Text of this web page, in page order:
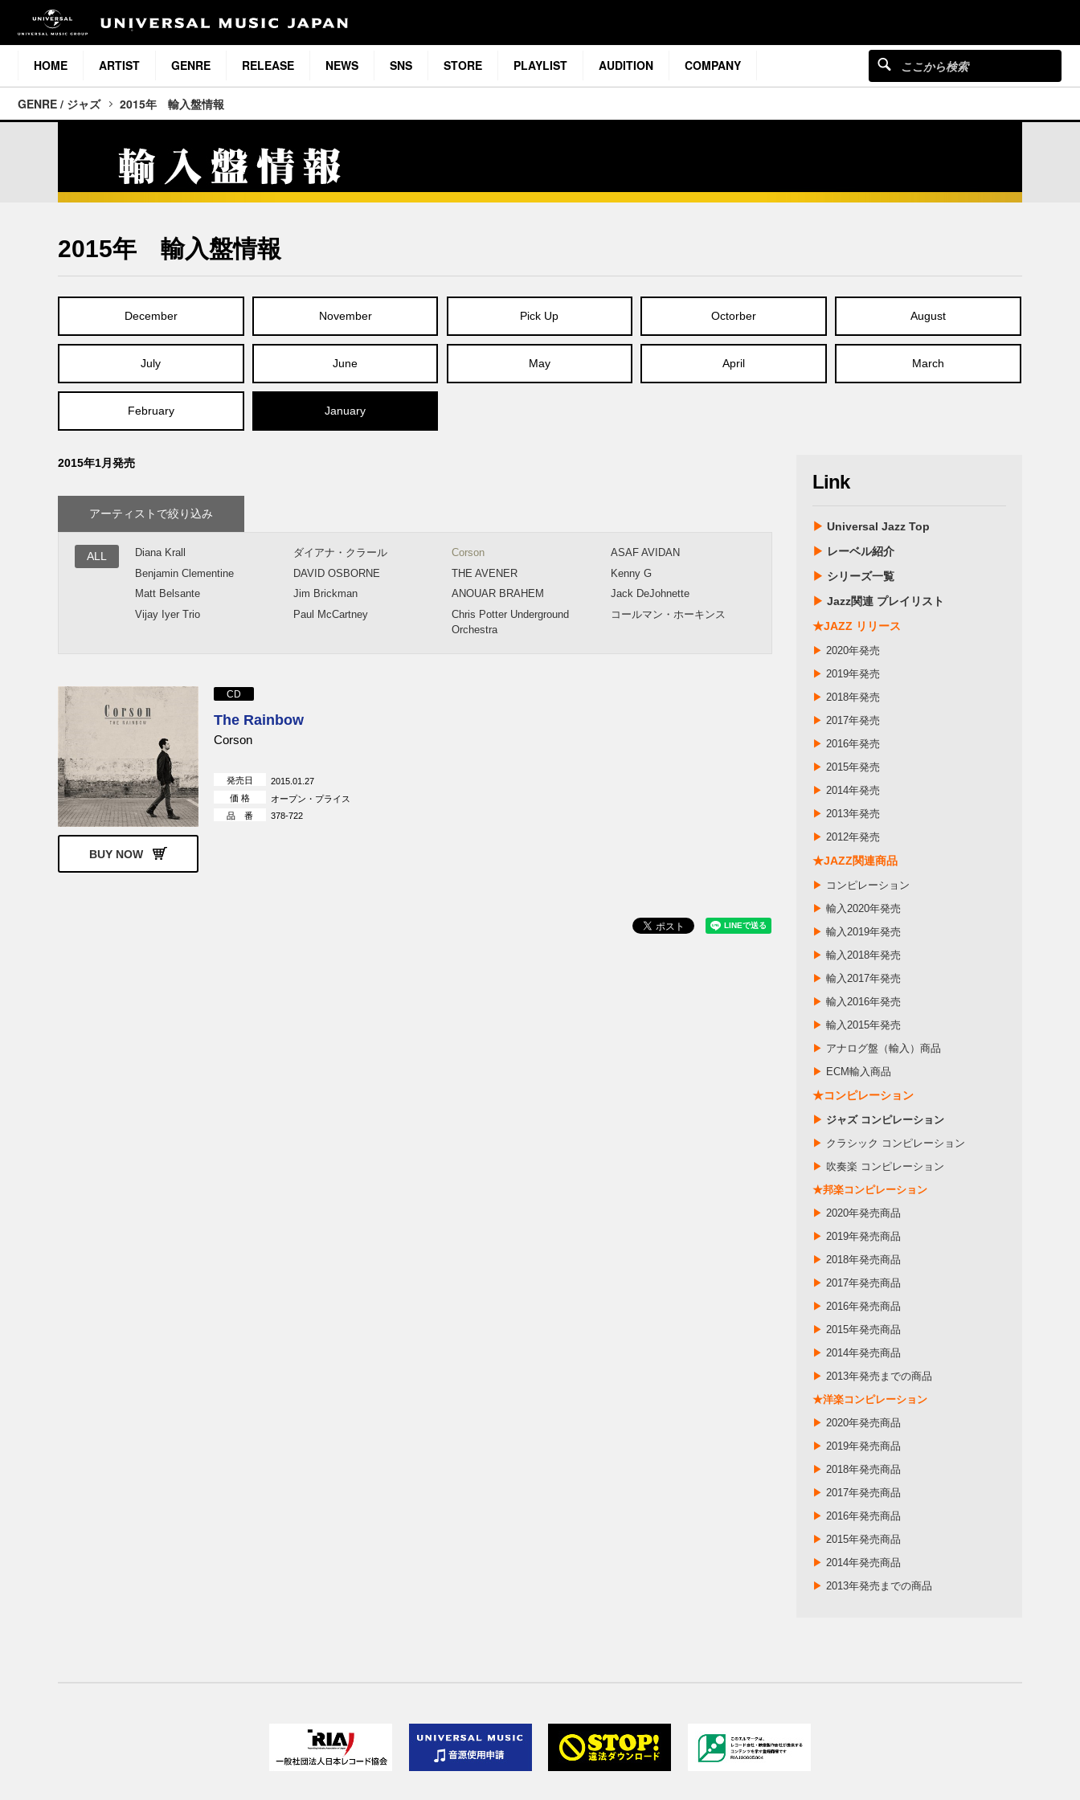
HOME ARTIST GENRE RELEASE NEWS SNS STORE PLAYLIST AUDITION COMPANY
GENRE / ジャズ 2015年 輸入盤情報
2015年 輸入盤情報
December November Pick Up Octorber August
July June May April March
February January
2015年1月発売
アーティストで絞り込み
ALL Diana Krall ダイアナ・クラール Corson
ASAF AVIDAN
Benjamin Clementine
DAVID OSBORNE THE AVENER
Kenny G
Matt Belsante
Jim Brickman ANOUAR BRAHEM
Jack DeJohnette
Vijay Iyer Trio
Paul McCartney
Chris Potter Underground
Orchestra
コールマン・ホーキンス
BUY NOW
CD
The Rainbow
Corson
発売日
2015.01.27
価 格
オープン・プライス
品 番
378-722
Link
▶Universal Jazz Top
▶ レーベル紹介
▶ シリーズ一覧
▶Jazz関連 プレイリスト
★JAZZ リリース
▶ 2020年発売
▶ 2019年発売
▶ 2018年発売
▶ 2017年発売
▶ 2016年発売
▶ 2015年発売
▶ 2014年発売
▶ 2013年発売
▶ 2012年発売
★JAZZ関連商品
▶ コンピレーション
▶ 輸入2020年発売
▶ 輸入2019年発売
▶ 輸入2018年発売
▶ 輸入2017年発売
▶ 輸入2016年発売
▶ 輸入2015年発売
▶ アナログ盤（輸入）商品
▶ ECM輸入商品
★コンピレーション
▶ ジャズ コンピレーション
▶ クラシック コンピレーション
▶ 吹奏楽 コンピレーション
★邦楽コンピレーション
▶ 2020年発売商品
▶ 2019年発売商品
▶ 2018年発売商品
▶ 2017年発売商品
▶ 2016年発売商品
▶ 2015年発売商品
▶ 2014年発売商品
▶ 2013年発売までの商品
★洋楽コンピレーション
▶ 2020年発売商品
▶ 2019年発売商品
▶ 2018年発売商品
▶ 2017年発売商品
▶ 2016年発売商品
▶ 2015年発売商品
▶ 2014年発売商品
▶ 2013年発売までの商品